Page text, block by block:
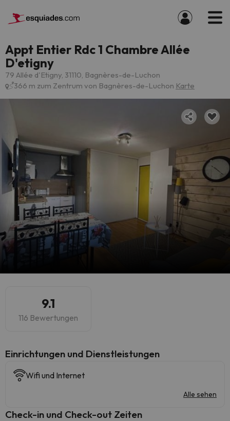
Appt Entier Rdc 1 Chambre Allée
D'etigny
79 Allée d'Etigny, 31110, Bagnères-de-Luchon
366 m zum Zentrum von Bagnères-de-Luchon Karte
9.1
116 Bewertungen
​Einrichtungen und Dienstleistungen
Wifi und Internet
Alle sehen
Check-in und Check-out Zeiten